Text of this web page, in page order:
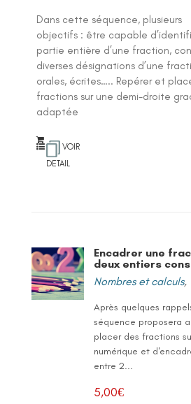
Dans cette séquence, plusieurs
objectifs : être capable
partie entière d’une fraction,
diverses désignations d’une
orales, écrites….. Repérer et
fractions sur une demi-droite
adaptée
VOIR
DETAIL
Encadrer une
deux entiers
Nombres et calculs,
Après quelques
séquence proposera
placer des fractions
numérique et
entre 2...
5,00€